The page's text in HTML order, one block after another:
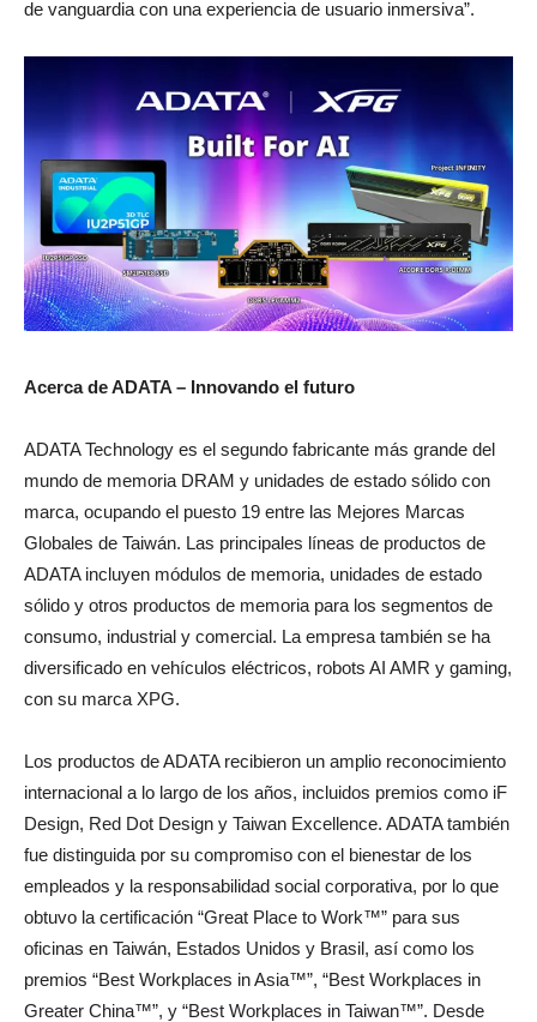
de vanguardia con una experiencia de usuario inmersiva”.
Acerca de ADATA – Innovando el futuro
ADATA Technology es el segundo fabricante más grande del
mundo de memoria DRAM y unidades de estado sólido con
marca, ocupando el puesto 19 entre las Mejores Marcas
Globales de Taiwán. Las principales líneas de productos de
ADATA incluyen módulos de memoria, unidades de estado
sólido y otros productos de memoria para los segmentos de
consumo, industrial y comercial. La empresa también se ha
diversificado en vehículos eléctricos, robots AI AMR y gaming,
con su marca XPG.
Los productos de ADATA recibieron un amplio reconocimiento
internacional a lo largo de los años, incluidos premios como iF
Design, Red Dot Design y Taiwan Excellence. ADATA también
fue distinguida por su compromiso con el bienestar de los
empleados y la responsabilidad social corporativa, por lo que
obtuvo la certificación “Great Place to Work™” para sus
oficinas en Taiwán, Estados Unidos y Brasil, así como los
premios “Best Workplaces in Asia™”, “Best Workplaces in
Greater China™”, y “Best Workplaces in Taiwan™”. Desde